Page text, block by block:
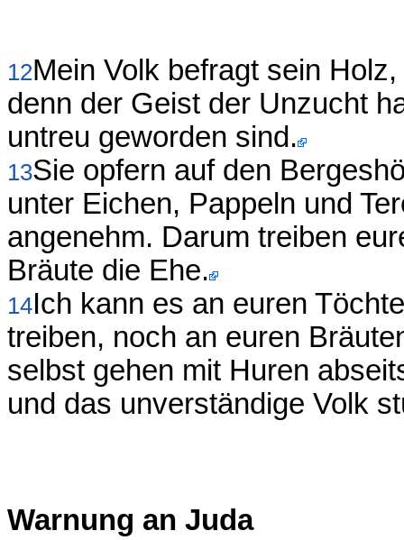
12Mein Volk befragt sein
denn der Geist der Unzucht
untreu geworden sind.
13Sie opfern auf den
unter Eichen, Pappeln und
angenehm. Darum treiben
Bräute die Ehe.
14Ich kann es an euren
treiben, noch an euren
selbst gehen mit Huren
und das unverständige Volk
Warnung an Juda